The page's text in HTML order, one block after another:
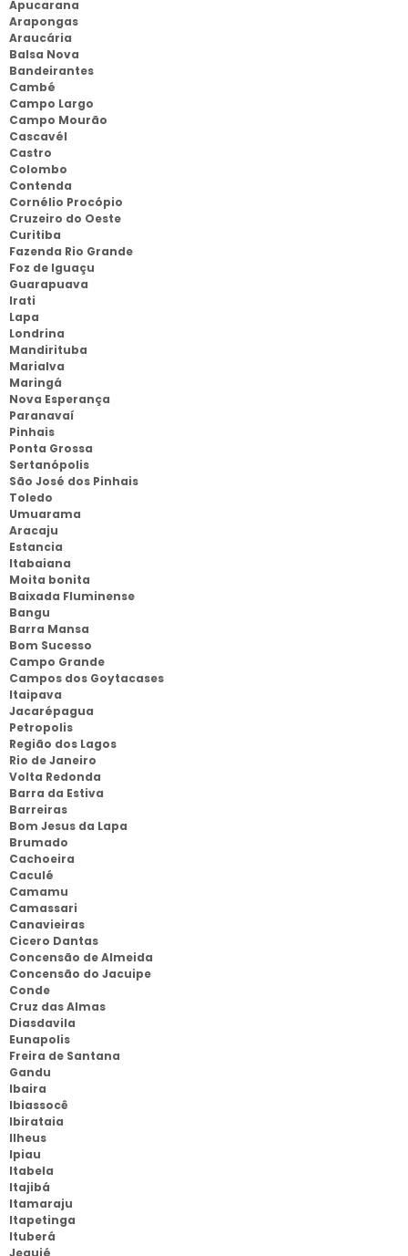
Apucarana
Arapongas
Araucária
Balsa Nova
Bandeirantes
Cambé
Campo Largo
Campo Mourão
Cascavél
Castro
Colombo
Contenda
Cornélio Procópio
Cruzeiro do Oeste
Curitiba
Fazenda Rio Grande
Foz de Iguaçu
Guarapuava
Irati
Lapa
Londrina
Mandirituba
Marialva
Maringá
Nova Esperança
Paranavaí
Pinhais
Ponta Grossa
Sertanópolis
São José dos Pinhais
Toledo
Umuarama
Aracaju
Estancia
Itabaiana
Moita bonita
Baixada Fluminense
Bangu
Barra Mansa
Bom Sucesso
Campo Grande
Campos dos Goytacases
Itaipava
Jacarépagua
Petropolis
Região dos Lagos
Rio de Janeiro
Volta Redonda
Barra da Estiva
Barreiras
Bom Jesus da Lapa
Brumado
Cachoeira
Caculé
Camamu
Camassari
Canavieiras
Cicero Dantas
Concensão de Almeida
Concensão do Jacuipe
Conde
Cruz das Almas
Diasdavila
Eunapolis
Freira de Santana
Gandu
Ibaira
Ibiassocê
Ibirataia
Ilheus
Ipiau
Itabela
Itajibá
Itamaraju
Itapetinga
Ituberá
Jequié